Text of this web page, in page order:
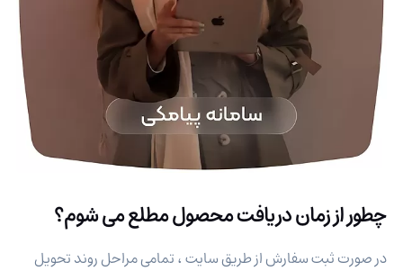
چطور از زمان دریافت محصول مطلع می شوم؟
در صورت ثبت سفارش از طریق سایت ، تمامی مراحل روند تحویل